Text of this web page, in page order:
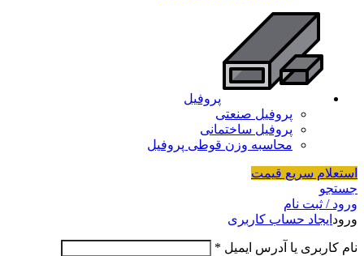
پروفیل
پروفیل صنعتی
پروفیل ساختمانی
محاسبه وزن قوطی پروفیل
استعلام سریع قیمت
جستجو
ورود / ثبت نام
ورود ایجاد حساب کاربری
نام کاربری یا آدرس ایمیل *